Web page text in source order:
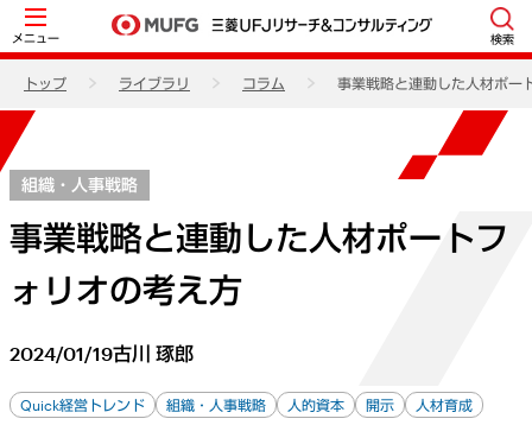
メニュー 検索
トップ ライブラリ コラム 事業戦略と連動した人材ポー
組織・人事戦略
事業戦略と連動した人材ポートフ
ォリオの考え方
2024/01/19古川 琢郎
Quick経営トレンド 組織・人事戦略 人的資本 開示 人材育成